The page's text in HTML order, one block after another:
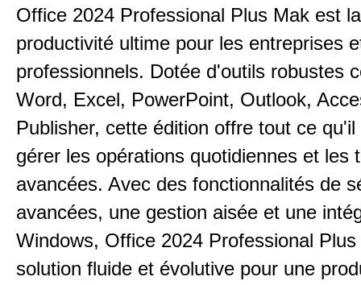
Office 2024 Professional Plus Mak est
productivité ultime pour les entreprises
professionnels. Dotée d'outils robustes
Word, Excel, PowerPoint, Outlook,
Publisher, cette édition offre tout ce
gérer les opérations quotidiennes et les
avancées. Avec des fonctionnalités de
avancées, une gestion aisée et une
Windows, Office 2024 Professional
solution fluide et évolutive pour une